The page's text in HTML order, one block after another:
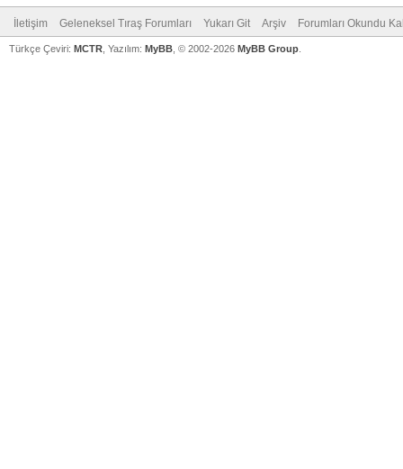
İletişim Geleneksel Tıraş Forumları Yukarı Git Arşiv Forumları Okundu
Türkçe Çeviri: MCTR , Yazılım: MyBB , © 2002-2026 MyBB Group